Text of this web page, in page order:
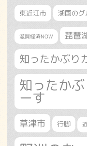
東近江市 湖国のグ
滋賀経済NOW 琵琶
知ったかぶり
知ったか
ーす
草津市 行脚